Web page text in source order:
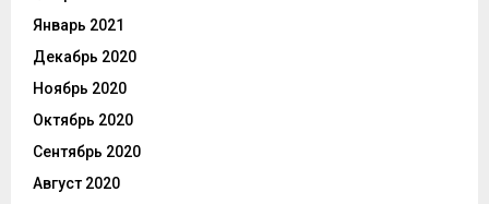
Январь 2021
Декабрь 2020
Ноябрь 2020
Октябрь 2020
Сентябрь 2020
Август 2020